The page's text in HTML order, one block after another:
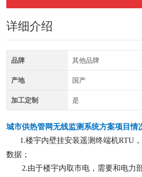
详细介绍
品牌 其他品牌
产地 国产
加工定制 是
城市供热管网无线监测系统方案项目情
1.楼宇内壁挂安装遥测终端机RTU，
数据；
2.由于楼宇内取市电，需要和电力